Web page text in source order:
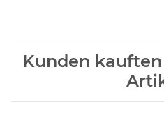
Kunden